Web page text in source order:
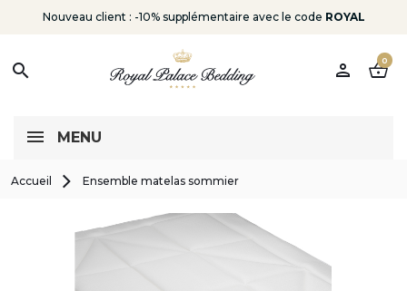
Nouveau client : -10% supplémentaire avec le code ROYAL
search person shopping_basket
0
MENU
Accueil Ensemble matelas sommier